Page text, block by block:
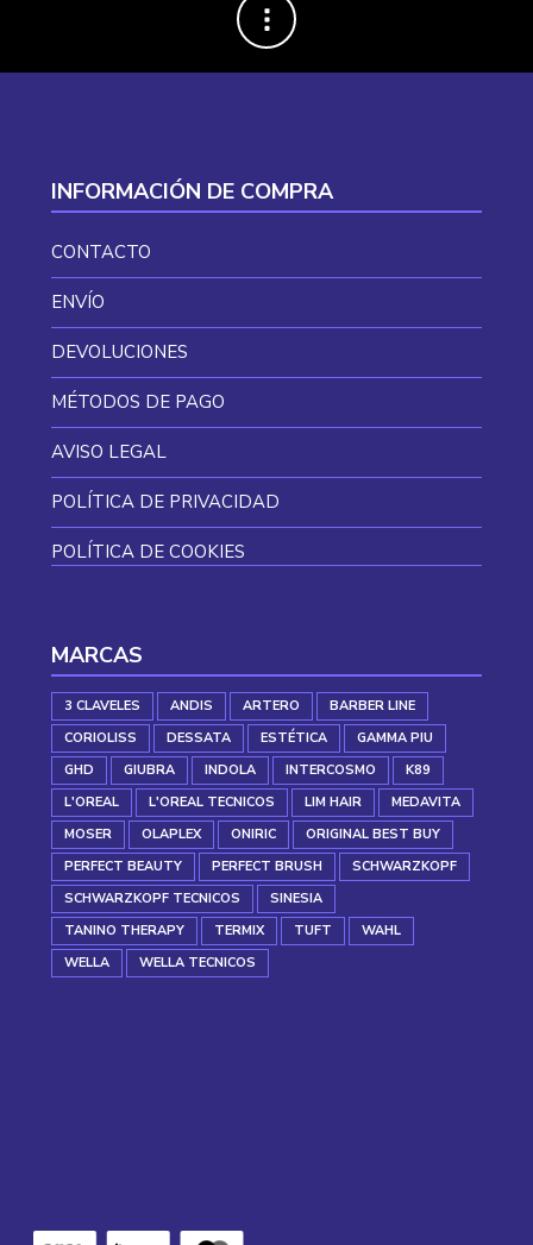
INFORMACIÓN DE COMPRA
CONTACTO
ENVÍO
DEVOLUCIONES
MÉTODOS DE PAGO
AVISO LEGAL
POLÍTICA DE PRIVACIDAD
POLÍTICA DE COOKIES
MARCAS
3 CLAVELES ANDIS ARTERO
BARBER LINE
CORIOLISS
DESSATA ESTÉTICA
GAMMA PIU
GHD
GIUBRA INDOLA INTERCOSMO
K89
L'OREAL
L'OREAL TECNICOS LIM HAIR
MEDAVITA
MOSER
OLAPLEX ONIRIC
ORIGINAL BEST BUY
PERFECT BEAUTY
PERFECT BRUSH
SCHWARZKOPF
SCHWARZKOPF TECNICOS
SINESIA
TANINO THERAPY
TERMIX TUFT
WAHL
WELLA
WELLA TECNICOS